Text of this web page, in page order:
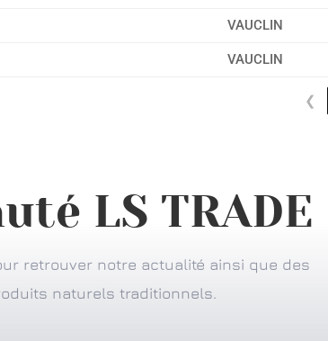
VAUCLIN
VAUCLIN
❮
LS TRADE
retrouver notre actualité ainsi que des
naturels traditionnels.